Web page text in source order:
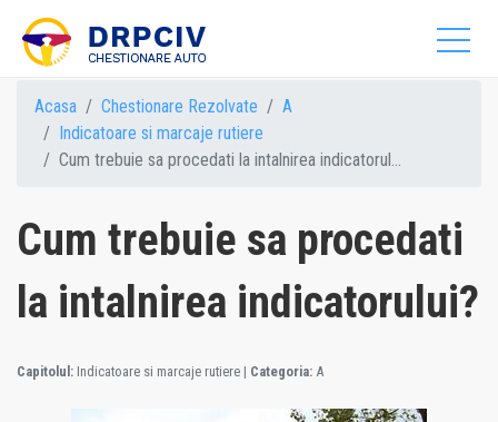
Acasa Chestionare Rezolvate
A
Indicatoare si marcaje rutiere
Cum trebuie sa procedati la intalnirea indicatorul...
Cum trebuie sa procedati
la intalnirea indicatorului?
Capitolul: Indicatoare si marcaje rutiere | Categoria: A